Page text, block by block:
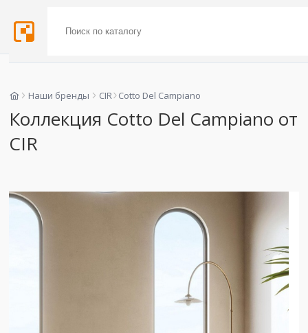
Наши бренды CIR Cotto Del Campiano
Коллекция Cotto Del Campiano от
CIR